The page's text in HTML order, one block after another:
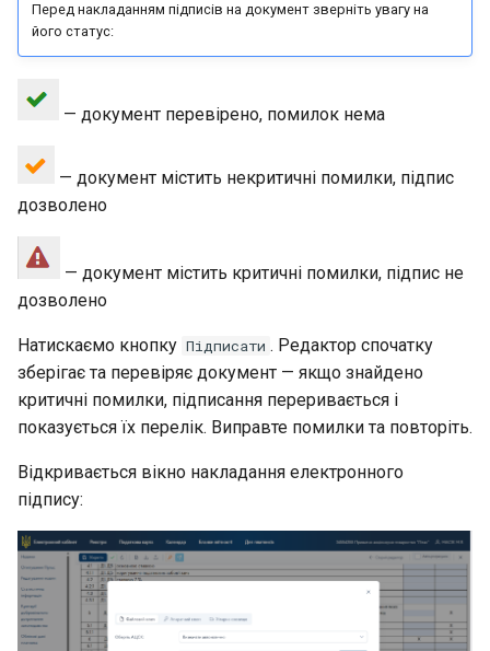
Перед накладанням підписів на документ зверніть увагу на
його статус:
— документ перевірено, помилок нема
— документ містить некритичні помилки, підпис
дозволено
— документ містить критичні помилки, підпис не
дозволено
Натискаємо кнопку Підписати . Редактор спочатку
зберігає та перевіряє документ — якщо знайдено
критичні помилки, підписання переривається і
показується їх перелік. Виправте помилки та повторіть.
Відкривається вікно накладання електронного
підпису: